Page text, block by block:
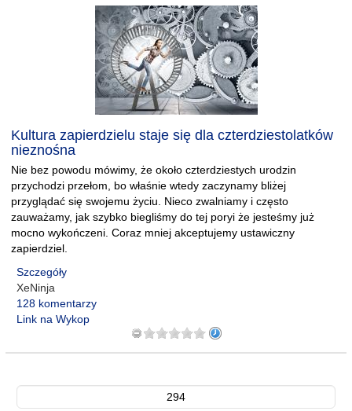
Kultura zapierdzielu staje się dla czterdziestolatków
nieznośna
Nie bez powodu mówimy, że około czterdziestych urodzin
przychodzi przełom, bo właśnie wtedy zaczynamy bliżej
przyglądać się swojemu życiu. Nieco zwalniamy i często
zauważamy, jak szybko biegliśmy do tej poryi że jesteśmy już
mocno wykończeni. Coraz mniej akceptujemy ustawiczny
zapierdziel.
Szczegóły
XeNinja
128 komentarzy
Link na Wykop
294